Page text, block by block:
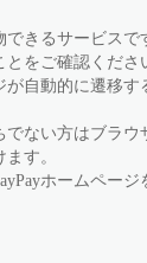
できるサービスで
をご確認くださ
が自動的に遷移す
ない方はブラウ
す。
ホームページ